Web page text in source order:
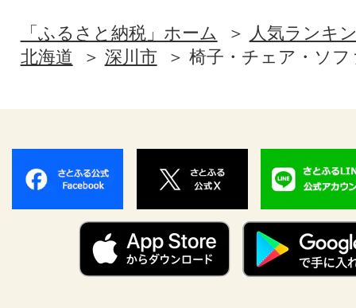
「ふるさと納税」ホーム
人気ランキ
北海道
深川市 椅子・チェア・ソフ